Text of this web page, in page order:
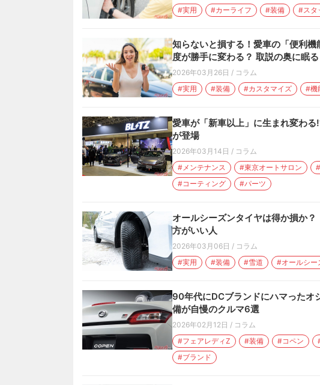
#実用
#カーライフ #装備 #スタ
知らないと損する！愛車の「便利
度が勝手に変わる？ 取説の奥に眠
2026年03月26日 / コラム
#実用
#装備 #カスタマイズ #機
愛車が「新車以上」に生まれ変わ
が登場
2026年03月14日 / コラム
#メンテナンス
#東京オートサロン
#コーティング
#パーツ
オールシーズンタイヤは得か損か
方がいい人
2026年03月06日 / コラム
#実用
#装備 #雪道 #オールシー
90年代にDCブランドにハマった
備が自慢のクルマ6選
2026年02月12日 / コラム
#フェアレディZ
#装備 #コペン
#ブランド